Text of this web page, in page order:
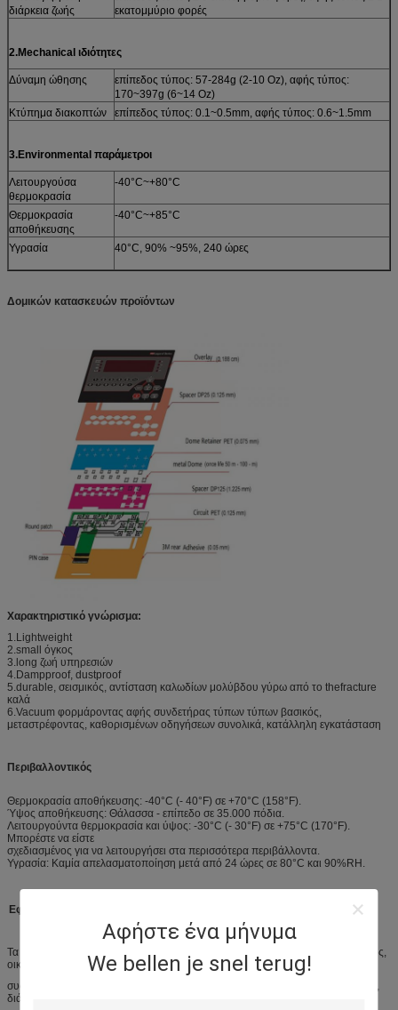
Αφήστε ένα μήνυμα
We bellen je snel terug!
διάρκεια ζωής
εκατομμύριο φορές
2.Mechanical ιδιότητες
Δύναμη ώθησης
επίπεδος τύπος: 57-284g (2-10 Oz), αφής τύπος:
170~397g (6~14 Oz)
Κτύπημα διακοπτών
επίπεδος τύπος: 0.1~0.5mm, αφής τύπος: 0.6~1.5mm
3.Environmental παράμετροι
Λειτουργούσα
θερμοκρασία
-40°C~+80°C
Θερμοκρασία
αποθήκευσης
-40°C~+85°C
Υγρασία 40°C, 90% ~95%, 240 ώρες
Δομικών κατασκευών προϊόντων
Χαρακτηριστικό γνώρισμα:
1.Lightweight
2.small όγκος
3.long ζωή υπηρεσιών
4.Dampproof, dustproof
5.durable, σεισμικός, αντίσταση καλωδίων μολύβδου γύρω από το thefracture
καλά
6.Vacuum φορμάροντας αφής συνδετήρας τύπων τύπων βασικός,
μεταστρέφοντας, καθορισμένων οδηγήσεων συνολικά, κατάλληλη εγκατάσταση
Περιβαλλοντικός
Θερμοκρασία αποθήκευσης: -40°C (- 40°F) σε +70°C (158°F).
Ύψος αποθήκευσης: Θάλασσα - επίπεδο σε 35.000 πόδια.
Λειτουργούντα θερμοκρασία και ύψος: -30°C (- 30°F) σε +75°C (170°F).
Μπορέστε να είστε
σχεδιασμένος για να λειτουργήσει στα περισσότερα περιβάλλοντα.
Υγρασία: Καμία απελασματοποίηση μετά από 24 ώρες σε 80°C και 90%RH.
Εφαρμογές:
Τα προϊόντα χρησιμοποιούνται ευρέως στην επικοινωνία, βιομηχανικός έλεγχος,
οικογένεια
συσκευές, ΠΣΤ, παιδί-εκμάθηση των παιδιών, ηλεκτρονική μηχανή ανάγνωσης,
διάφορες μηχανές παιχνιδιών, όργανα και συσκευές, μηχανή συμμετοχής,